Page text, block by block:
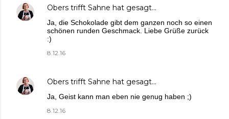
Obers trifft Sahne hat gesagt…
Ja, die Schokolade gibt dem ganzen noch so einen
schönen runden Geschmack. Liebe Grüße zurück
:)
8.12.16
Obers trifft Sahne hat gesagt…
Ja, Geist kann man eben nie genug haben ;)
8.12.16